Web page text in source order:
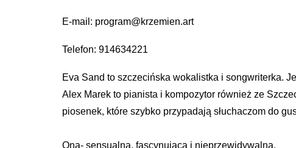
E-mail: program@krzemien.art
Telefon: 914634221
Eva Sand to szczecińska wokalistka i songwriterka.
Alex Marek to pianista i kompozytor również ze
piosenek, które szybko przypadają słuchaczom do
Ona- sensualna, fascynująca i nieprzewidywalna.